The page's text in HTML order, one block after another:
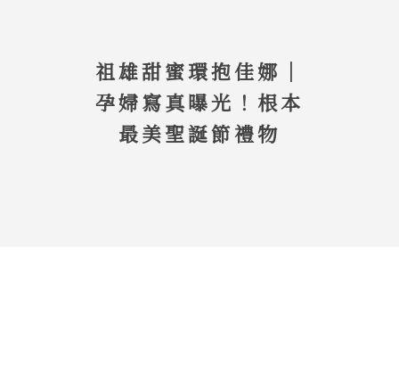
祖雄甜蜜環抱佳娜｜
孕婦寫真曝光！根本
最美聖誕節禮物